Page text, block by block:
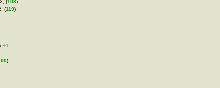
(108)
(119)
+1
)